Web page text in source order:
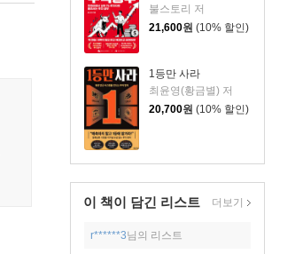
불스토리 저
21,600원 (10% 할인)
1등만 사라
최윤영(황금별) 저
20,700원 (10% 할인)
이 책이 담긴 리스트 더보기
r******3님의 리스트